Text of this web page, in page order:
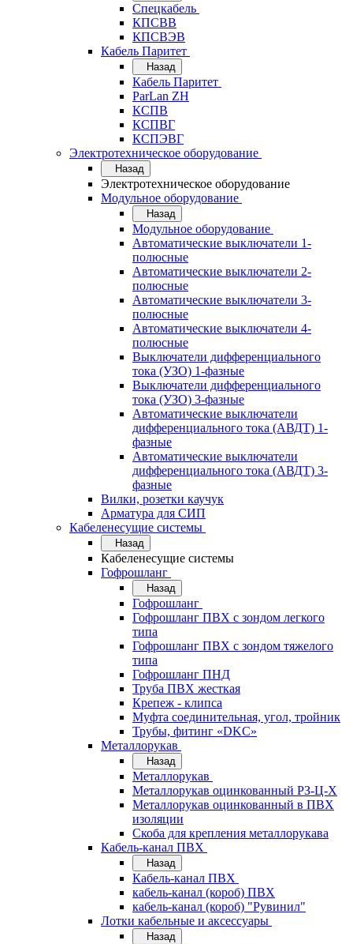
Спецкабель
КПСВВ
КПСВЭВ
Кабель Паритет
Назад
Кабель Паритет
ParLan ZH
КСПВ
КСПВГ
КСПЭВГ
Электротехническое оборудование
Назад
Электротехническое оборудование
Модульное оборудование
Назад
Модульное оборудование
Автоматические выключатели 1-
полюсные
Автоматические выключатели 2-
полюсные
Автоматические выключатели 3-
полюсные
Автоматические выключатели 4-
полюсные
Выключатели дифференциального
тока (УЗО) 1-фазные
Выключатели дифференциального
тока (УЗО) 3-фазные
Автоматические выключатели
дифференциального тока (АВДТ) 1-
фазные
Автоматические выключатели
дифференциального тока (АВДТ) 3-
фазные
Вилки, розетки каучук
Арматура для СИП
Кабеленесущие системы
Назад
Кабеленесущие системы
Гофрошланг
Назад
Гофрошланг
Гофрошланг ПВХ с зондом легкого
типа
Гофрошланг ПВХ с зондом тяжелого
типа
Гофрошланг ПНД
Труба ПВХ жесткая
Крепеж - клипса
Муфта соединительная, угол, тройник
Трубы, фитинг «DKC»
Металлорукав
Назад
Металлорукав
Металлорукав оцинкованный РЗ-Ц-Х
Металлорукав оцинкованный в ПВХ
изоляции
Скоба для крепления металлорукава
Кабель-канал ПВХ
Назад
Кабель-канал ПВХ
кабель-канал (короб) ПВХ
кабель-канал (короб) "Рувинил"
Лотки кабельные и аксессуары
Назад